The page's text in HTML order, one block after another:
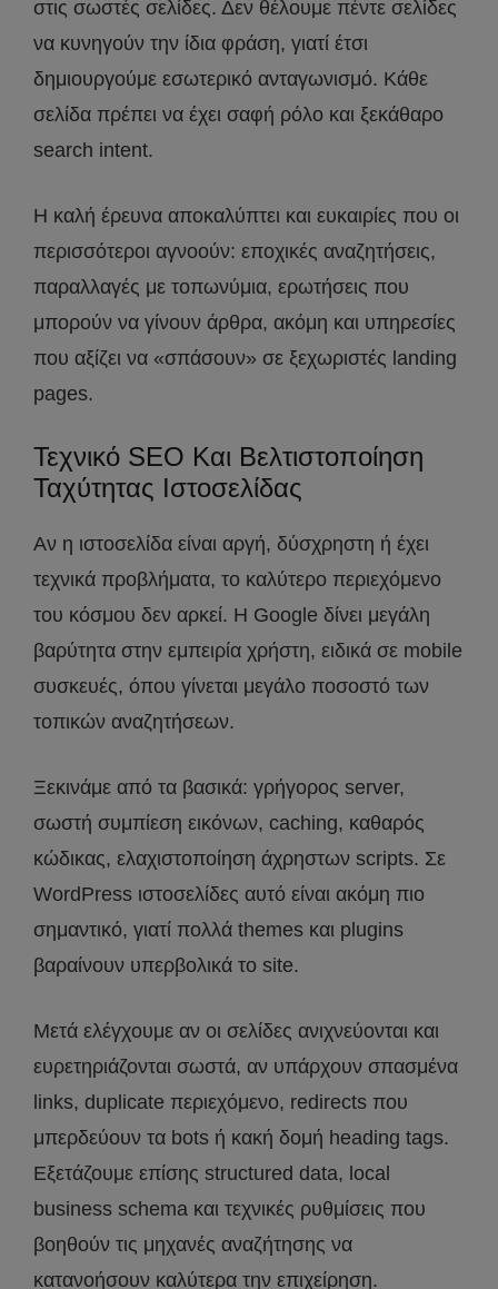
στις σωστές σελίδες. Δεν θέλουμε πέντε σελίδες
να κυνηγούν την ίδια φράση, γιατί έτσι
δημιουργούμε εσωτερικό ανταγωνισμό. Κάθε
σελίδα πρέπει να έχει σαφή ρόλο και ξεκάθαρο
search intent.
Η καλή έρευνα αποκαλύπτει και ευκαιρίες που οι
περισσότεροι αγνοούν: εποχικές αναζητήσεις,
παραλλαγές με τοπωνύμια, ερωτήσεις που
μπορούν να γίνουν άρθρα, ακόμη και υπηρεσίες
που αξίζει να «σπάσουν» σε ξεχωριστές landing
pages.
Τεχνικό SEO Και Βελτιστοποίηση
Ταχύτητας Ιστοσελίδας
Αν η ιστοσελίδα είναι αργή, δύσχρηστη ή έχει
τεχνικά προβλήματα, το καλύτερο περιεχόμενο
του κόσμου δεν αρκεί. Η Google δίνει μεγάλη
βαρύτητα στην εμπειρία χρήστη, ειδικά σε mobile
συσκευές, όπου γίνεται μεγάλο ποσοστό των
τοπικών αναζητήσεων.
Ξεκινάμε από τα βασικά: γρήγορος server,
σωστή συμπίεση εικόνων, caching, καθαρός
κώδικας, ελαχιστοποίηση άχρηστων scripts. Σε
WordPress ιστοσελίδες αυτό είναι ακόμη πιο
σημαντικό, γιατί πολλά themes και plugins
βαραίνουν υπερβολικά το site.
Μετά ελέγχουμε αν οι σελίδες ανιχνεύονται και
ευρετηριάζονται σωστά, αν υπάρχουν σπασμένα
links, duplicate περιεχόμενο, redirects που
μπερδεύουν τα bots ή κακή δομή heading tags.
Εξετάζουμε επίσης structured data, local
business schema και τεχνικές ρυθμίσεις που
βοηθούν τις μηχανές αναζήτησης να
κατανοήσουν καλύτερα την επιχείρηση.